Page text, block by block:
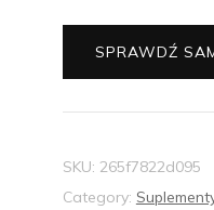
SPRAWDŹ
SKU: 265f7822d095
Category: